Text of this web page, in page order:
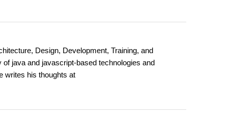
Design, Development, Training, and
java and javascript-based technologies and
writes his thoughts at